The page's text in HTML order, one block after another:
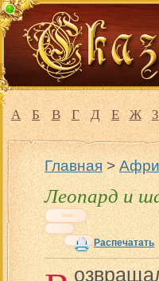
А Б В Г Д Е Ж З
Главная>
Леопард и
Распечатать